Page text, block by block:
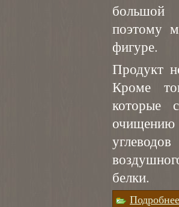
большой
поэтому
фигуре.
Продукт
Кроме
которые
белки.
Подробнее